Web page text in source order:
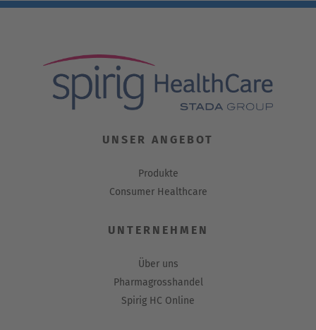
UNSER ANGEBOT
Produkte
Consumer Healthcare
UNTERNEHMEN
Über uns
Pharmagrosshandel
Spirig HC Online